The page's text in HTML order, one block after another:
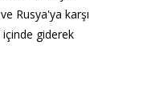
Rusya'ya karşı
giderek